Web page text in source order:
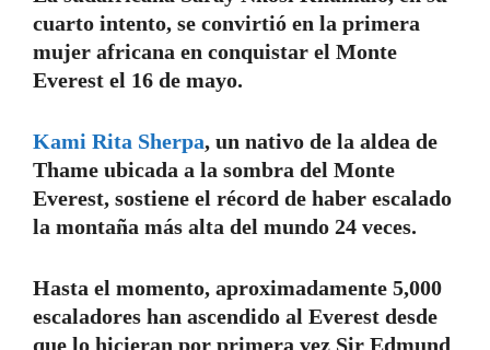
cuarto intento, se convirtió en la primera
mujer africana en conquistar el Monte
Everest el 16 de mayo.
Kami Rita Sherpa, un nativo de la aldea de
Thame ubicada a la sombra del Monte
Everest, sostiene el récord de haber escalado
la montaña más alta del mundo 24 veces.
Hasta el momento, aproximadamente 5,000
escaladores han ascendido al Everest desde
que lo hicieran por primera vez Sir Edmund